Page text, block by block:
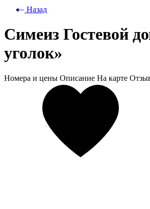
⃪ Назад
Симеиз Гостевой
уголок»
Номера и цены Описание На карте